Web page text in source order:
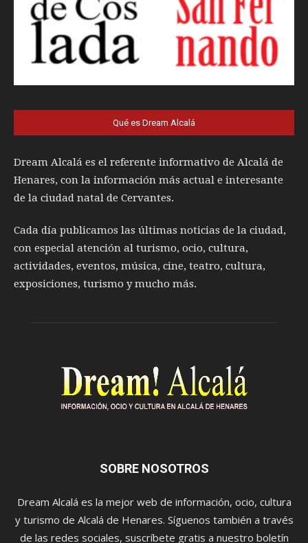
Qué es Dream Alcalá
Dream Alcalá es el referente informativo de Alcalá de
Henares, con la información más actual e interesante
de la ciudad natal de Cervantes.
Cada día publicamos las últimas noticias de la ciudad,
con especial atención al turismo, ocio, cultura,
actividades, eventos, música, cine, teatro, cultura,
exposiciones, turismo y mucho más.
SOBRE NOSOTROS
Dream Alcalá es la mejor web de información, ocio, cultura
y turismo de Alcalá de Henares. Síguenos también a través
de las redes sociales, suscríbete gratis a nuestro boletín